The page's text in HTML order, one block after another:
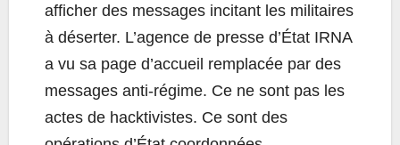
afficher des messages incitant les militaires
à déserter. L’agence de presse d’État IRNA
a vu sa page d’accueil remplacée par des
messages anti-régime. Ce ne sont pas les
actes de hacktivistes. Ce sont des